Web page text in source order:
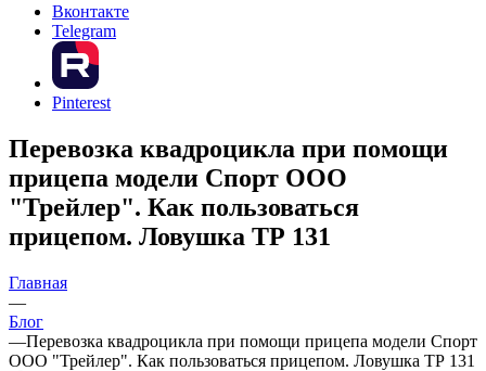
Вконтакте
Telegram
Pinterest
Перевозка квадроцикла при помощи
прицепа модели Спорт ООО
"Трейлер". Как пользоваться
прицепом. Ловушка ТР 131
Главная
—
Блог
—Перевозка квадроцикла при помощи прицепа модели Спорт
ООО "Трейлер". Как пользоваться прицепом. Ловушка ТР 131